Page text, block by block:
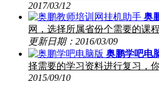
2017/03/12
奥
网，选择所属省份个需要的课
更新日期：2016/03/09
奥鹏学吧电
择需要的学习资料进行复习，
2015/09/10